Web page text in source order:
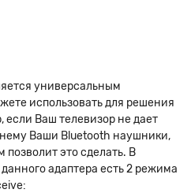
универсальным
использовать для решения
Ваш телевизор не дает
Ваши Bluetooth наушники,
это сделать. В
адаптера есть 2 режима